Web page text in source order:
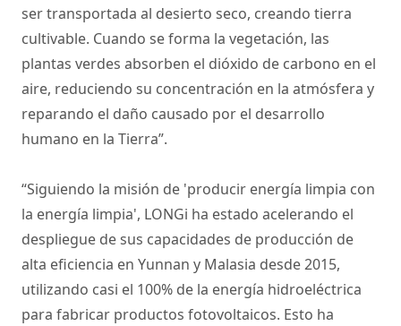
ser transportada al desierto seco, creando tierra
cultivable. Cuando se forma la vegetación, las
plantas verdes absorben el dióxido de carbono en el
aire, reduciendo su concentración en la atmósfera y
reparando el daño causado por el desarrollo
humano en la Tierra”.
“Siguiendo la misión de 'producir energía limpia con
la energía limpia', LONGi ha estado acelerando el
despliegue de sus capacidades de producción de
alta eficiencia en Yunnan y Malasia desde 2015,
utilizando casi el 100% de la energía hidroeléctrica
para fabricar productos fotovoltaicos. Esto ha